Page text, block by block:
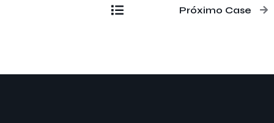
Próximo Case